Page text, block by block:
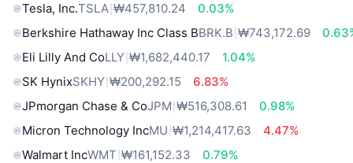
Tesla, Inc.TSLA ₩457,810.24
0.03%
Berkshire Hathaway Inc Class BBRK.B ₩743,172.69
Eli Lilly And CoLLY ₩1,682,440.17
1.04%
SK HynixSKHY ₩200,292.15
6.83%
JPmorgan Chase & CoJPM ₩516,308.61
0.98%
Micron Technology IncMU ₩1,214,417.63
4.47%
Walmart IncWMT ₩161,152.33 0.79%